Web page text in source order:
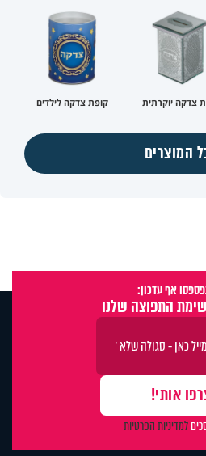
צדקה יוקרתית קופת צדקה לילדים
המוצרים
אף עדכון:
התפוצה שלנו
למדיניות הפרטיות